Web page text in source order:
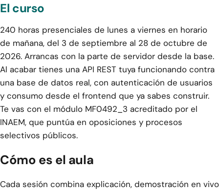
El curso
240 horas presenciales de lunes a viernes en horario
de mañana, del 3 de septiembre al 28 de octubre de
2026. Arrancas con la parte de servidor desde la base.
Al acabar tienes una API REST tuya funcionando contra
una base de datos real, con autenticación de usuarios
y consumo desde el frontend que ya sabes construir.
Te vas con el módulo MF0492_3 acreditado por el
INAEM, que puntúa en oposiciones y procesos
selectivos públicos.
Cómo es el aula
Cada sesión combina explicación, demostración en vivo